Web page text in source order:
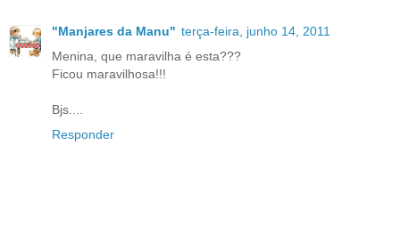
"Manjares da Manu" terça-feira, junho 14, 2011
Menina, que maravilha é esta???
Ficou maravilhosa!!!
Bjs....
Responder